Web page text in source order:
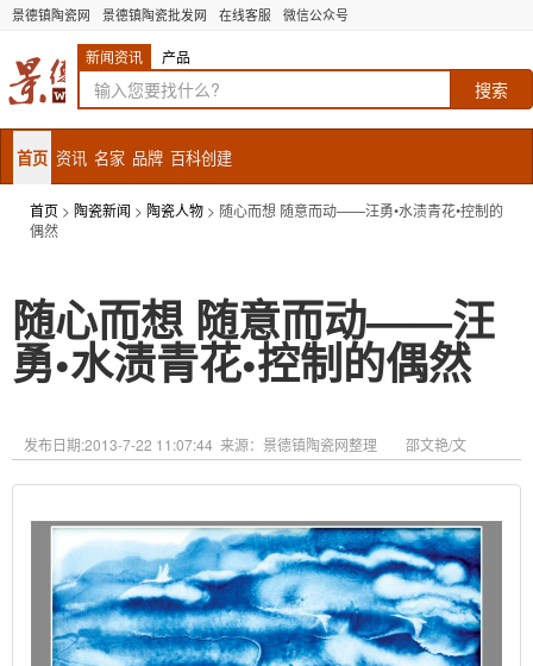
景德镇陶瓷网 景德镇陶瓷批发网 在线客服 微信公众号
新闻资讯 产品
首页 资讯 名家 品牌 百科创建
首页 > 陶瓷新闻 > 陶瓷人物 > 随心而想 随意而动——汪勇•水渍青花•控制的
偶然
随心而想 随意而动——汪
勇•水渍青花•控制的偶然
发布日期:2013-7-22 11:07:44 来源：景德镇陶瓷网整理 邵文艳/文